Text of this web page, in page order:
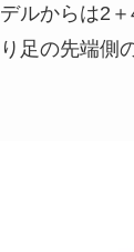
ルからは2
足の先端側